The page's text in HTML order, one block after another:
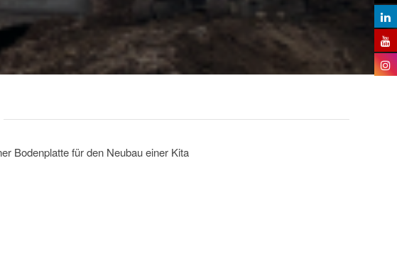
Bodenplatte für den Neubau einer Kita